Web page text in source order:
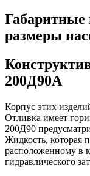
Габаритные
размеры
200Д90А
Корпус этих
Отливка имеет
200Д90
Жидкость, которая
расположенному в
гидравлического